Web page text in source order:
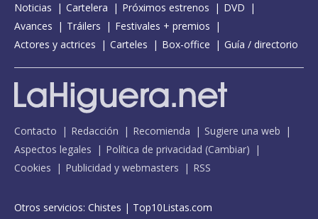
Noticias Cartelera Próximos estrenos
DVD
Avances
Tráilers
Festivales + premios
Actores y actrices
Carteles Box-office Guía / directorio
Contacto Redacción Recomienda
Sugiere una web
Aspectos legales
Política de privacidad (Cambiar)
Cookies
Publicidad y webmasters RSS
Otros servicios: Chistes | Top10Listas.com